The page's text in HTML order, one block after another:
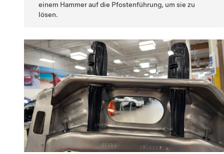
einem Hammer auf die Pfostenführung, um sie zu
lösen.